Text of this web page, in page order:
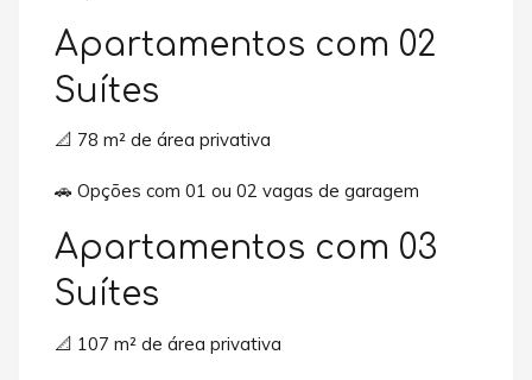
Apartamentos com 02
Suítes
📐 78 m² de área privativa
🚗 Opções com 01 ou 02 vagas de garagem
Apartamentos com 03
Suítes
📐 107 m² de área privativa